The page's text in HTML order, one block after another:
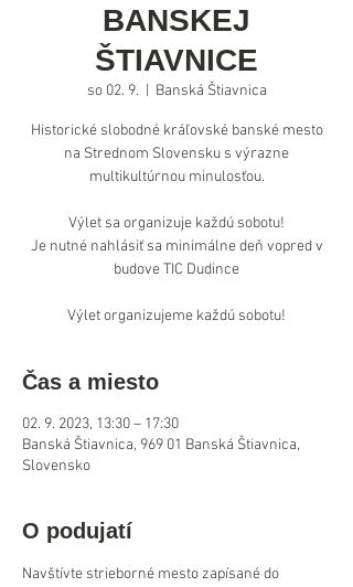
BANSKEJ
ŠTIAVNICE
so 02. 9. Banská Štiavnica
Historické slobodné kráľovské banské mesto
na Strednom Slovensku s výrazne
multikultúrnou minulosťou.
Výlet sa organizuje každú sobotu!
Je nutné nahlásiť sa minimálne deň vopred v
budove TIC Dudince
Výlet organizujeme každú sobotu!
Čas a miesto
02. 9. 2023, 13:30 – 17:30
Banská Štiavnica, 969 01 Banská Štiavnica,
Slovensko
O podujatí
Navštívte strieborné mesto zapísané do